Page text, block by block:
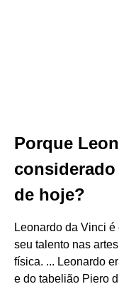
Porque
de hoje?
Leonardo da Vinci
seu talento nas
física. ... Leonardo
e do tabelião Piero